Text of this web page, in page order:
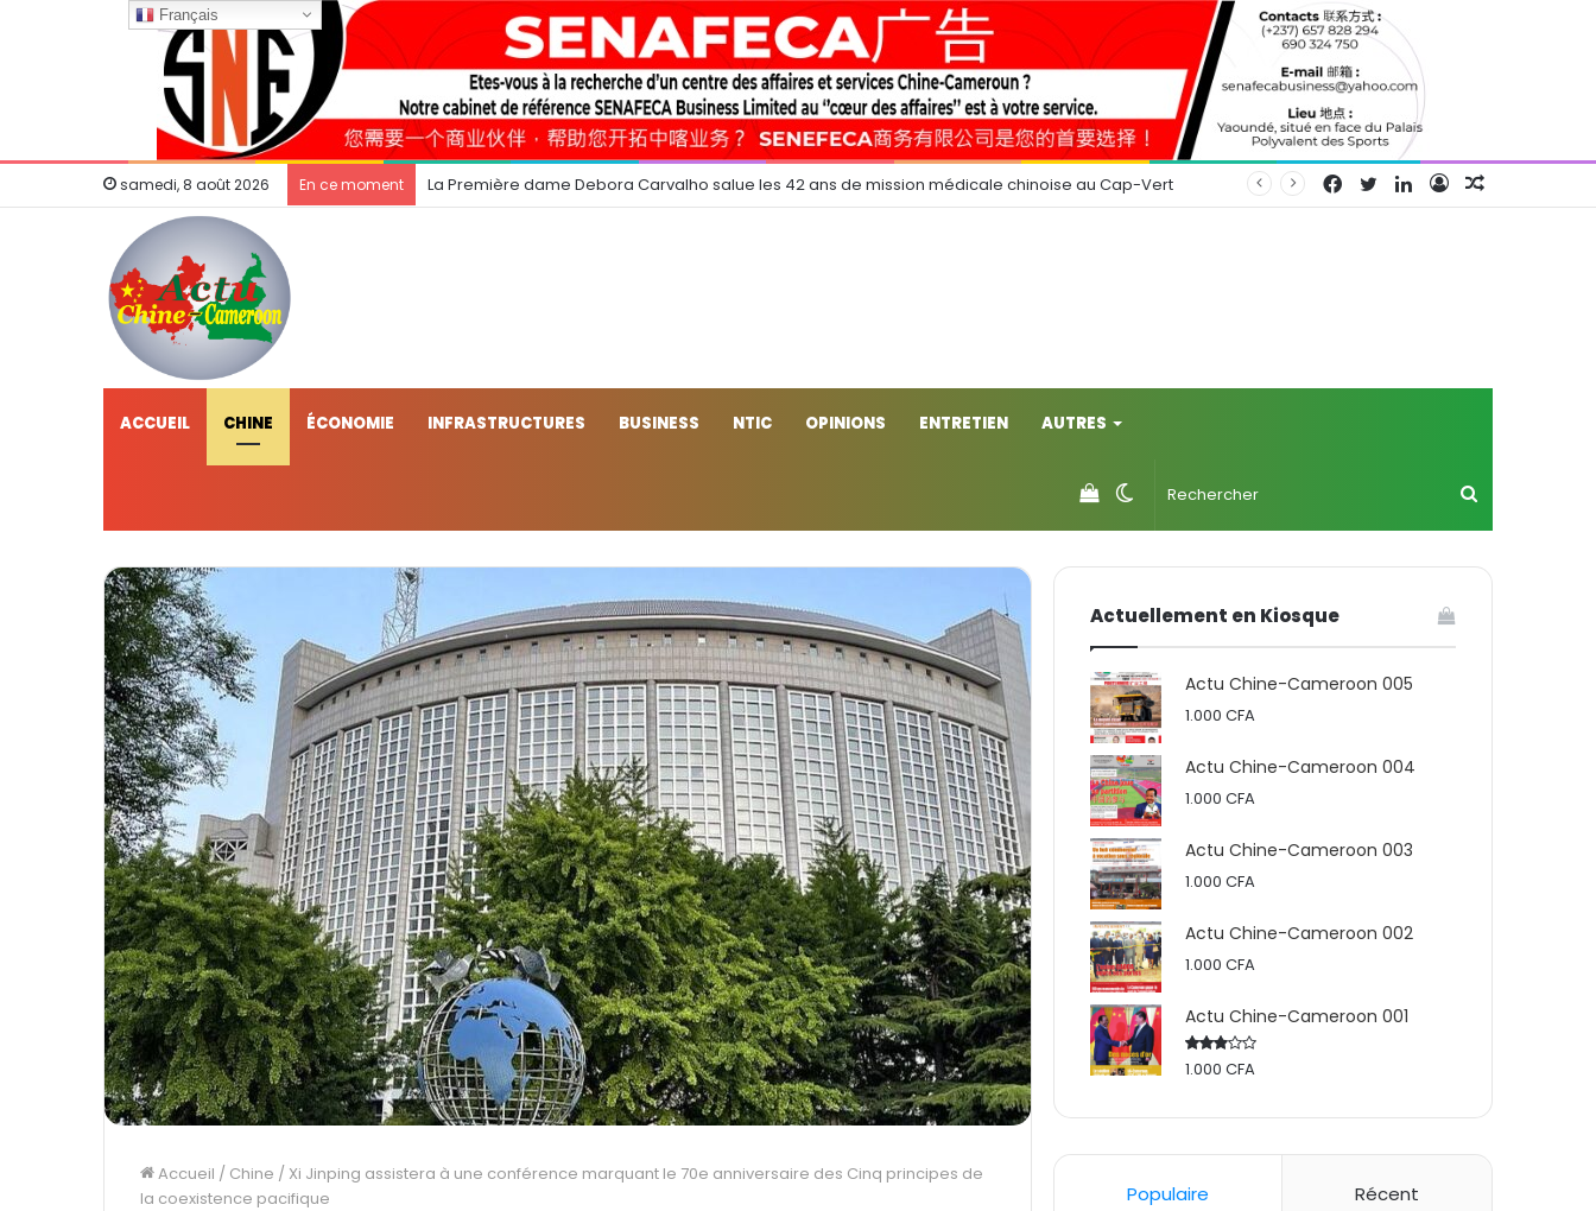
samedi, 8 août 2026 En ce moment La Première dame Debora Carvalho salue les 42 ans de mission médicale chinoise au Cap-Vert Connexion
Linkedin
Twitter
Facebook
ACCUEIL CHINE ÉCONOMIE INFRASTRUCTURES BUSINESS NTIC OPINIONS ENTRETIEN AUTRES
Switch
skin
Voir
votre
Accueil / Chine / Xi Jinping assistera à une conférence marquant le 70e anniversaire des Cinq principes de
la coexistence pacifique
Actuellement en Kiosque
Actu Chine-Cameroon 005
1.000CFA
Actu Chine-Cameroon 004
1.000CFA
Actu Chine-Cameroon 003
1.000CFA
Actu Chine-Cameroon 002
1.000CFA
Actu Chine-Cameroon 001
Rated
1.000CFA
Populaire Récent
Français